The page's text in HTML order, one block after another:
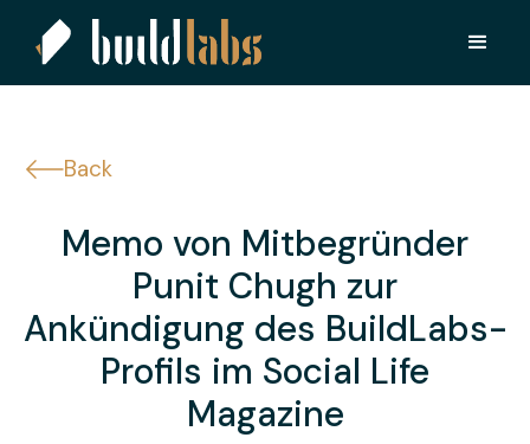
Back
Memo von Mitbegründer
Punit Chugh zur
Ankündigung des BuildLabs-
Profils im Social Life
Magazine